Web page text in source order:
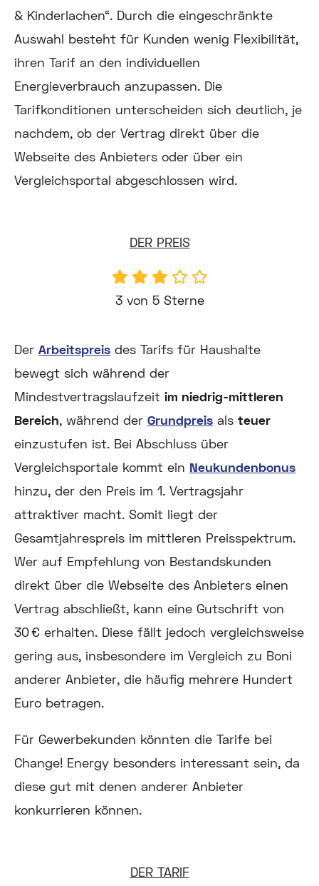
& Kinderlachen“. Durch die eingeschränkte
Auswahl besteht für Kunden wenig Flexibilität,
ihren Tarif an den individuellen
Energieverbrauch anzupassen. Die
Tarifkonditionen unterscheiden sich deutlich, je
nachdem, ob der Vertrag direkt über die
Webseite des Anbieters oder über ein
Vergleichsportal abgeschlossen wird.
DER PREIS
3 von 5 Sterne
Der Arbeitspreis des Tarifs für Haushalte
bewegt sich während der
Mindestvertragslaufzeit im niedrig-mittleren
Bereich, während der Grundpreis als teuer
einzustufen ist. Bei Abschluss über
Vergleichsportale kommt ein Neukundenbonus
hinzu, der den Preis im 1. Vertragsjahr
attraktiver macht. Somit liegt der
Gesamtjahrespreis im mittleren Preisspektrum.
Wer auf Empfehlung von Bestandskunden
direkt über die Webseite des Anbieters einen
Vertrag abschließt, kann eine Gutschrift von
30 € erhalten. Diese fällt jedoch vergleichsweise
gering aus, insbesondere im Vergleich zu Boni
anderer Anbieter, die häufig mehrere Hundert
Euro betragen.
Für Gewerbekunden könnten die Tarife bei
Change! Energy besonders interessant sein, da
diese gut mit denen anderer Anbieter
konkurrieren können.
DER TARIF